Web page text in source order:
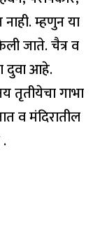
म्हणुन या
जाते. चैत्र व
दुवा आहे.
तृतीयेचा गाभा
व मंदिरातील